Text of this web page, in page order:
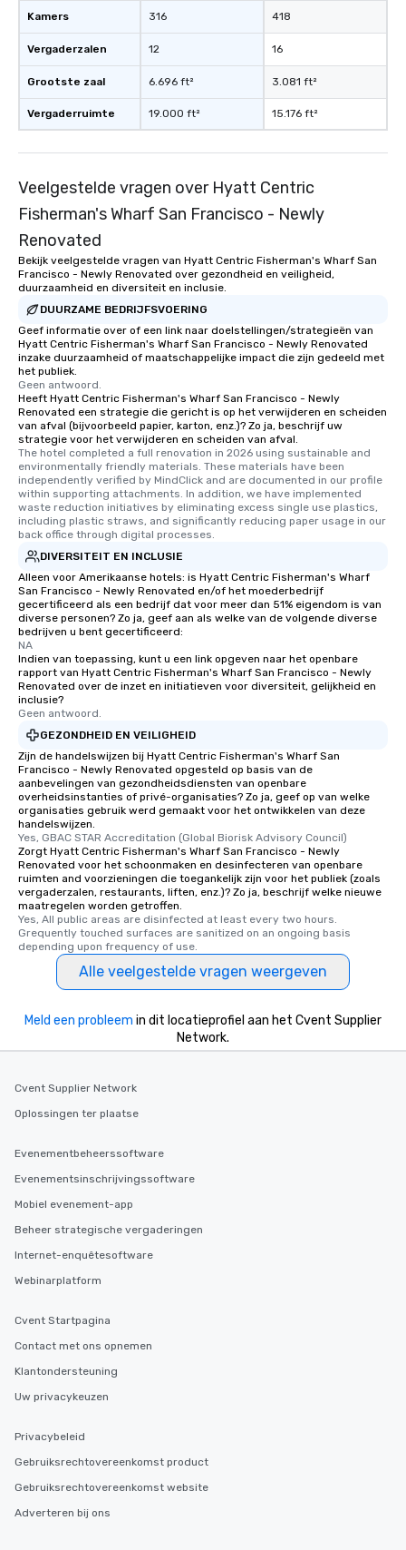
Kamers
Vergaderzalen
Grootste zaal
Vergaderruimte
316
12
6.696 ft²
19.000 ft²
418
16
3.081 ft²
15.176 ft²
Veelgestelde vragen over Hyatt Centric
Fisherman's Wharf San Francisco - Newly
Renovated
Bekijk veelgestelde vragen van Hyatt Centric Fisherman's Wharf San
Francisco - Newly Renovated over gezondheid en veiligheid,
duurzaamheid en diversiteit en inclusie.
DUURZAME BEDRIJFSVOERING
Geef informatie over of een link naar doelstellingen/strategieën van
Hyatt Centric Fisherman's Wharf San Francisco - Newly Renovated
inzake duurzaamheid of maatschappelijke impact die zijn gedeeld met
het publiek.
Geen antwoord.
Heeft Hyatt Centric Fisherman's Wharf San Francisco - Newly
Renovated een strategie die gericht is op het verwijderen en scheiden
van afval (bijvoorbeeld papier, karton, enz.)? Zo ja, beschrijf uw
strategie voor het verwijderen en scheiden van afval.
The hotel completed a full renovation in 2026 using sustainable and
environmentally friendly materials. These materials have been
independently verified by MindClick and are documented in our profile
within supporting attachments. In addition, we have implemented
waste reduction initiatives by eliminating excess single use plastics,
including plastic straws, and significantly reducing paper usage in our
back office through digital processes.
DIVERSITEIT EN INCLUSIE
Alleen voor Amerikaanse hotels: is Hyatt Centric Fisherman's Wharf
San Francisco - Newly Renovated en/of het moederbedrijf
gecertificeerd als een bedrijf dat voor meer dan 51% eigendom is van
diverse personen? Zo ja, geef aan als welke van de volgende diverse
bedrijven u bent gecertificeerd:
NA
Indien van toepassing, kunt u een link opgeven naar het openbare
rapport van Hyatt Centric Fisherman's Wharf San Francisco - Newly
Renovated over de inzet en initiatieven voor diversiteit, gelijkheid en
inclusie?
Geen antwoord.
GEZONDHEID EN VEILIGHEID
Zijn de handelswijzen bij Hyatt Centric Fisherman's Wharf San
Francisco - Newly Renovated opgesteld op basis van de
aanbevelingen van gezondheidsdiensten van openbare
overheidsinstanties of privé-organisaties? Zo ja, geef op van welke
organisaties gebruik werd gemaakt voor het ontwikkelen van deze
handelswijzen.
Yes, GBAC STAR Accreditation (Global Biorisk Advisory Council)
Zorgt Hyatt Centric Fisherman's Wharf San Francisco - Newly
Renovated voor het schoonmaken en desinfecteren van openbare
ruimten and voorzieningen die toegankelijk zijn voor het publiek (zoals
vergaderzalen, restaurants, liften, enz.)? Zo ja, beschrijf welke nieuwe
maatregelen worden getroffen.
Yes, All public areas are disinfected at least every two hours.
Grequently touched surfaces are sanitized on an ongoing basis
depending upon frequency of use.
Alle veelgestelde vragen weergeven
Meld een probleem in dit locatieprofiel aan het Cvent Supplier
Network.
Cvent Supplier Network
Oplossingen ter plaatse
Evenementbeheerssoftware
Evenementsinschrijvingssoftware
Mobiel evenement-app
Beheer strategische vergaderingen
Internet-enquêtesoftware
Webinarplatform
Cvent Startpagina
Contact met ons opnemen
Klantondersteuning
Uw privacykeuzen
Privacybeleid
Gebruiksrechtovereenkomst product
Gebruiksrechtovereenkomst website
Adverteren bij ons